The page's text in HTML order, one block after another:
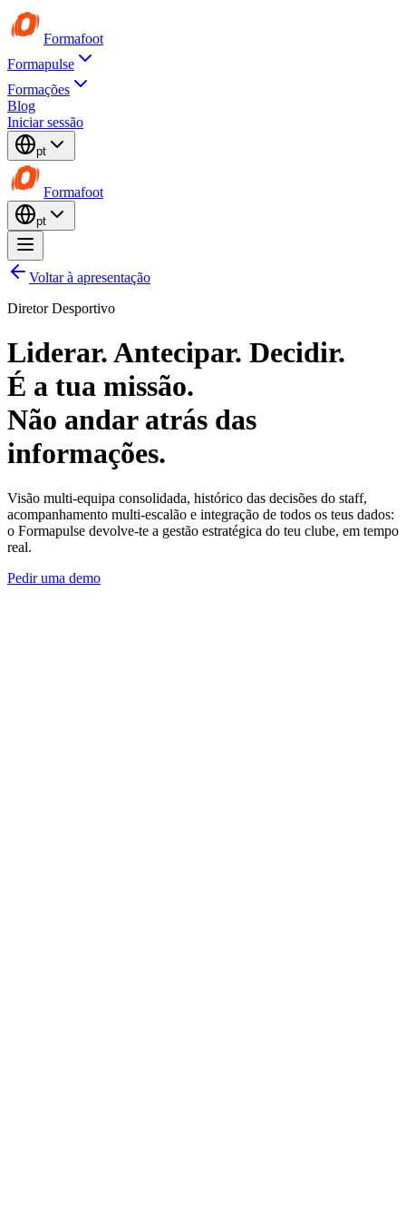
Formafoot
Formapulse
Formações
Blog
Iniciar sessão
pt
Formafoot
pt
Voltar à apresentação
Diretor Desportivo
Liderar. Antecipar. Decidir.
É a tua missão.
Não andar atrás das
informações.
Visão multi-equipa consolidada, histórico das decisões do staff,
acompanhamento multi-escalão e integração de todos os teus dados:
o Formapulse devolve-te a gestão estratégica do teu clube, em tempo
real.
Pedir uma demo